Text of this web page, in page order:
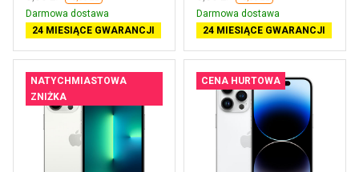
Darmowa dostawa
24 MIESIĄCE GWARANCJI
Darmowa dostawa
24 MIESIĄCE GWARANCJI
NATYCHMIASTOWA
ZNIŻKA
CENA HURTOWA